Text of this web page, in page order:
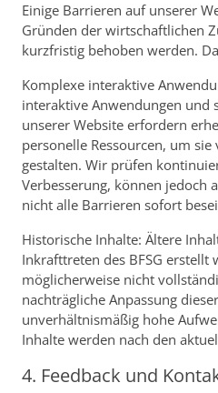
Einige Barrieren auf unserer
Gründen der wirtschaftlichen
kurzfristig behoben werden.
Komplexe interaktive
interaktive Anwendungen und
unserer Website erfordern
personelle Ressourcen, um
gestalten. Wir prüfen
Verbesserung, können jedoch
nicht alle Barrieren sofort
Historische Inhalte: Ältere
Inkrafttreten des BFSG erstellt
möglicherweise nicht
nachträgliche Anpassung
unverhältnismäßig hohe
Inhalte werden nach den
4. Feedback und